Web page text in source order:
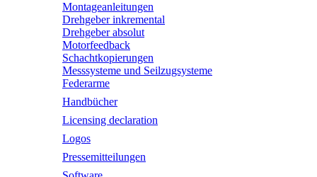
Montageanleitungen
Drehgeber inkremental
Drehgeber absolut
Motorfeedback
Schachtkopierungen
Messsysteme und Seilzugsysteme
Federarme
Handbücher
Licensing declaration
Logos
Pressemitteilungen